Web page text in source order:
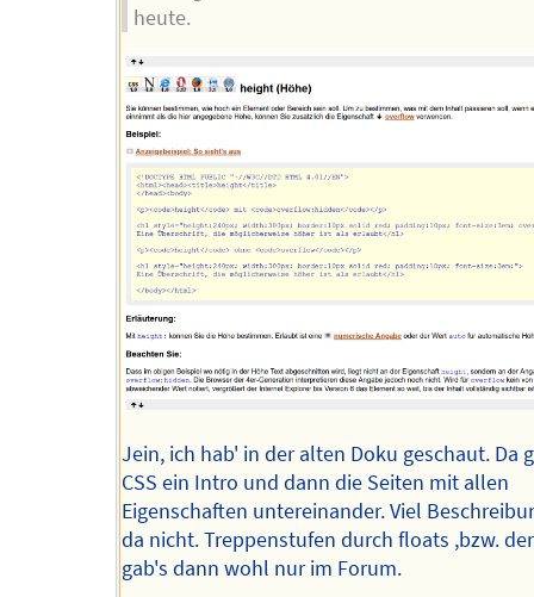
heute.
Jein, ich hab' in der alten Doku geschaut. Da
CSS ein Intro und dann die Seiten mit allen
Eigenschaften untereinander. Viel
da nicht. Treppenstufen durch floats ,bzw.
gab's dann wohl nur im Forum.